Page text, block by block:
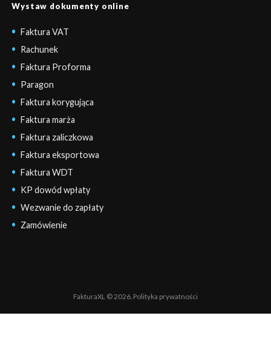
Wystaw dokumenty online
Faktura VAT
Rachunek
Faktura Proforma
Paragon
Faktura korygująca
Faktura marża
Faktura zaliczkowa
Faktura eksportowa
Faktura WDT
KP dowód wpłaty
Wezwanie do zapłaty
Zamówienie
FakturaXL © 2026. Polityka prywatności